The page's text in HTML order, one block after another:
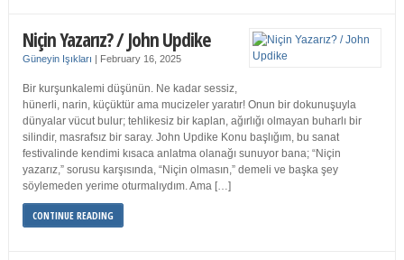
Niçin Yazarız? / John Updike
Güneyin Işıkları | February 16, 2025
Bir kurşunkalemi düşünün. Ne kadar sessiz,
hünerli, narin, küçüktür ama mucizeler yaratır! Onun bir dokunuşuyla
dünyalar vücut bulur; tehlikesiz bir kaplan, ağırlığı olmayan buharlı bir
silindir, masrafsız bir saray. John Updike Konu başlığım, bu sanat
festivalinde kendimi kısaca anlatma olanağı sunuyor bana; “Niçin
yazarız,” sorusu karşısında, “Niçin olmasın,” demeli ve başka şey
söylemeden yerime oturmalıydım. Ama […]
CONTINUE READING